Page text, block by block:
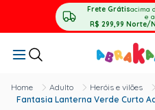
Frete Grátisacima
e
R$ 299,99 Norte/
Adulto
Heróis e vilões
Fantasia Lanterna Verde Curto